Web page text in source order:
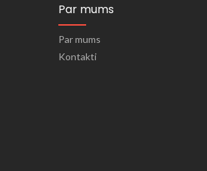
Par mums
Par mums
Kontakti